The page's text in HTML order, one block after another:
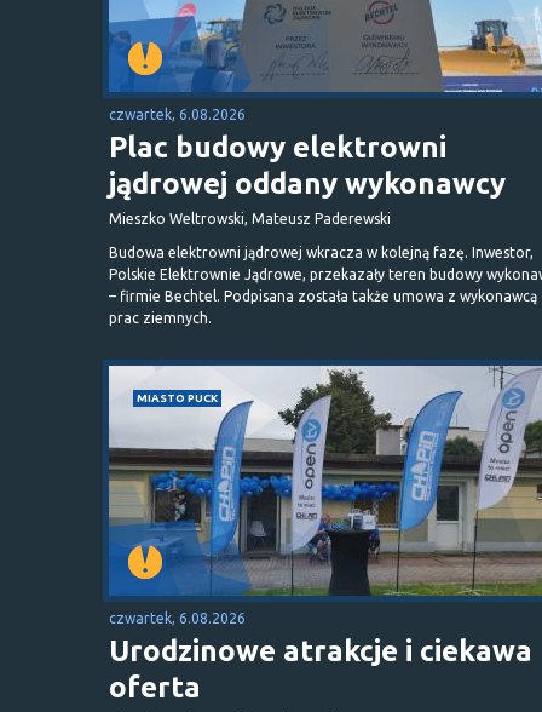
czwartek, 6.08.2026
Plac budowy elektrowni
jądrowej oddany wykonawcy
Mieszko Weltrowski, Mateusz Paderewski
Budowa elektrowni jądrowej wkracza w kolejną fazę. Inwestor,
Polskie Elektrownie Jądrowe, przekazały teren budowy
– firmie Bechtel. Podpisana została także umowa z wykonawcą
prac ziemnych.
MIASTO PUCK
czwartek, 6.08.2026
Urodzinowe atrakcje i ciekawa
oferta